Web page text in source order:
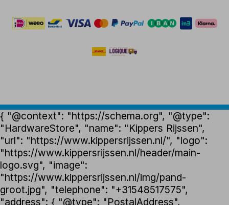
{ "@context": "https://schema.org", "@type":
"HardwareStore", "name": "Kippers Rijssen",
"url": "https://www.kippersrijssen.nl/", "logo":
"https://www.kippersrijssen.nl/header/main-
logo.svg", "image":
"https://www.kippersrijssen.nl/img/pand-
groot.jpg", "telephone": "+31548517575",
"address": { "@type": "PostalAddress",